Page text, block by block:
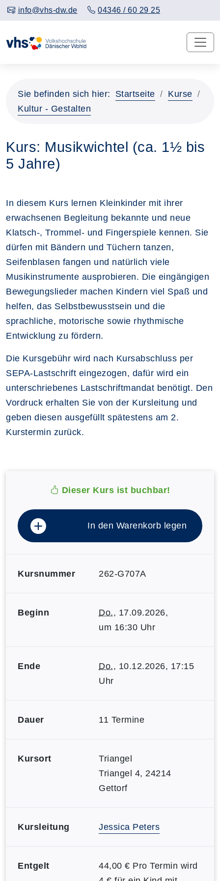
info@vhs-dw.de 04346 / 60 29 25
Sie befinden sich hier: Startseite
Kurse
Kultur - Gestalten
Kurs: Musikwichtel (ca. 1½ bis
5 Jahre)
In diesem Kurs lernen Kleinkinder mit ihrer
erwachsenen Begleitung bekannte und neue
Klatsch-, Trommel- und Fingerspiele kennen. Sie
dürfen mit Bändern und Tüchern tanzen,
Seifenblasen fangen und natürlich viele
Musikinstrumente ausprobieren. Die eingängigen
Bewegungslieder machen Kindern viel Spaß und
helfen, das Selbstbewusstsein und die
sprachliche, motorische sowie rhythmische
Entwicklung zu fördern.
Die Kursgebühr wird nach Kursabschluss per
SEPA-Lastschrift eingezogen, dafür wird ein
unterschriebenes Lastschriftmandat benötigt. Den
Vordruck erhalten Sie von der Kursleitung und
geben diesen ausgefüllt spätestens am 2.
Kurstermin zurück.
Dieser Kurs ist buchbar!
In den Warenkorb legen
Kursnummer 262-G707A
Beginn Do., 17.09.2026,
um 16:30 Uhr
Ende Do., 10.12.2026, 17:15
Uhr
Dauer 11 Termine
Kursort
Triangel
Triangel 4, 24214
Gettorf
Kursleitung Jessica Peters
Entgelt
44,00 € Pro Termin wird